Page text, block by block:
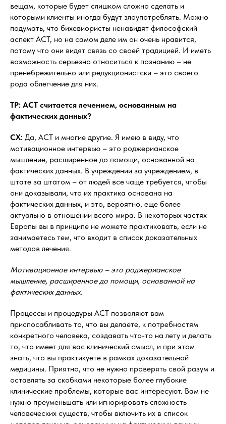
вещам, которые будет слишком сложно сделать и
которыми клиенты иногда будут злоупотреблять. Можно
подумать, что бихевиористы ненавидят философский
аспект ACT, но на самом деле им он очень нравится,
потому что они видят связь со своей традицией. И иметь
возможность серьезно относиться к познанию – не
пренебрежительно или редукционистски – это своего
рода облегчение для них.
ТР: АСТ считается лечением, основанным на
фактических данных?
СХ: Да, ACT и многие другие. Я имею в виду, что
мотивационное интервью – это роджерианское
мышление, расширенное до помощи, основанной на
фактических данных. В учреждении за учреждением, в
штате за штатом – от людей все чаще требуется, чтобы
они доказывали, что их практика основана на
фактических данных, и это, вероятно, еще более
актуально в отношении всего мира. В некоторых частях
Европы вы в принципе не можете практиковать, если не
занимаетесь тем, что входит в список доказательных
методов лечения.
Мотивационное интервью – это роджерианское
мышление, расширенное до помощи, основанной на
фактических данных.
Процессы и процедуры ACT позволяют вам
приспосабливать то, что вы делаете, к потребностям
конкретного человека, создавать что-то на лету и делать
то, что имеет для вас клинический смысл, и при этом
знать, что вы практикуете в рамках доказательной
медицины. Приятно, что не нужно проверять свой разум и
оставлять за скобками некоторые более глубокие
клинические проблемы, которые вас интересуют. Вам не
нужно преуменьшать или игнорировать сложность
человеческих существ, чтобы включить их в список